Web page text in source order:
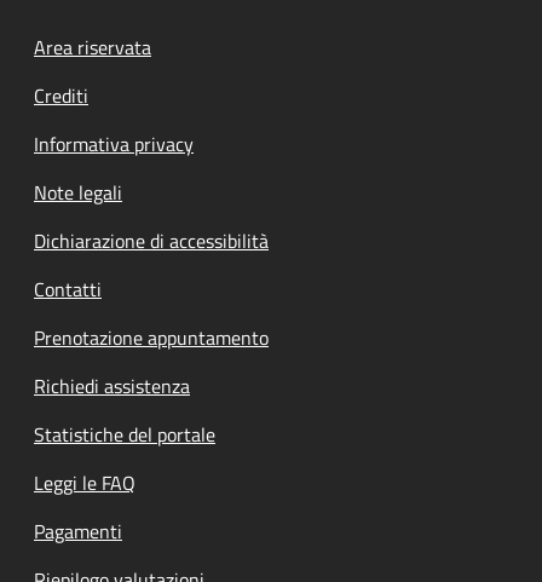
Footer menu
Area riservata
Crediti
Informativa privacy
Note legali
Dichiarazione di accessibilità
Contatti
Prenotazione appuntamento
Richiedi assistenza
Statistiche del portale
Leggi le FAQ
Pagamenti